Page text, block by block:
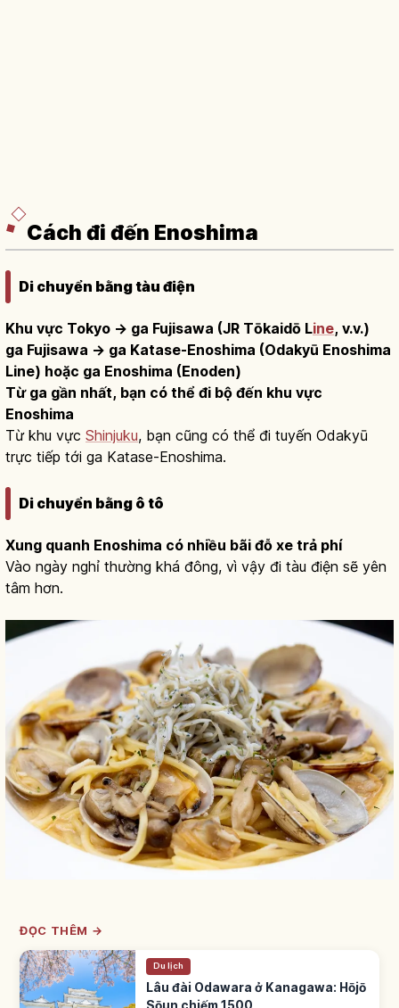
Cách đi đến Enoshima
Di chuyển bằng tàu điện
Khu vực Tokyo → ga Fujisawa (JR Tōkaidō Line, v.v.)
ga Fujisawa → ga Katase-Enoshima (Odakyū Enoshima
Line) hoặc ga Enoshima (Enoden)
Từ ga gần nhất, bạn có thể đi bộ đến khu vực
Enoshima
Từ khu vực Shinjuku, bạn cũng có thể đi tuyến Odakyū
trực tiếp tới ga Katase-Enoshima.
Di chuyển bằng ô tô
Xung quanh Enoshima có nhiều bãi đỗ xe trả phí
Vào ngày nghỉ thường khá đông, vì vậy đi tàu điện sẽ yên
tâm hơn.
ĐỌC THÊM →
Du lịch
Lâu đài Odawara ở Kanagawa: Hōjō
Sōun chiếm 1500